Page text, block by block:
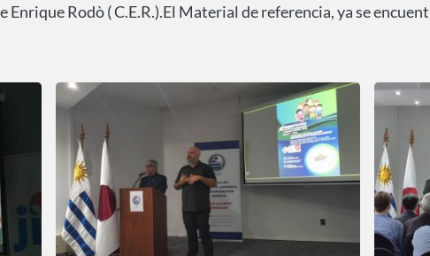
Rodò ( C.E.R.).El Material de referencia, ya se